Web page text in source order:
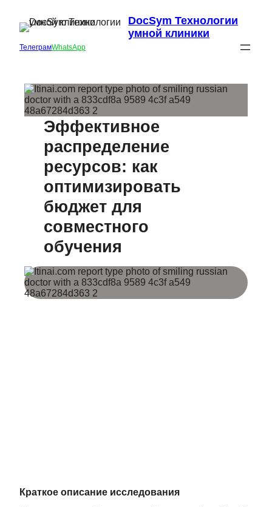
DocSym Технологии
умной клиники
ТелеграмWhatsApp
Эффективное
распределение
ресурсов: как
оптимизировать
бюджет для
совместного
обучения
Краткое описание исследования